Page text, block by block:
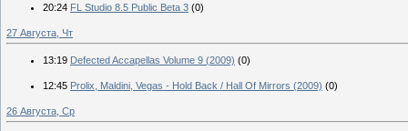
20:24 FL Studio 8.5 Public Beta 3 (0)
27 Августа, Чт
13:19 Defected Accapellas Volume 9 (2009) (0)
12:45 Prolix, Maldini, Vegas - Hold Back / Hall Of Mirrors (2009) (0)
26 Августа, Ср